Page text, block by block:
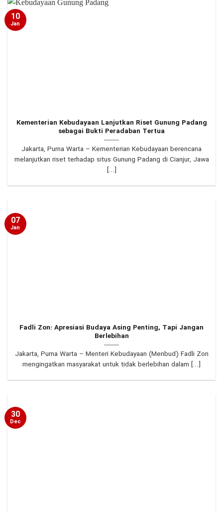
Kementerian Kebudayaan Lanjutkan Riset Gunung Padang
sebagai Bukti Peradaban Tertua
Jakarta, Purna Warta – Kementerian Kebudayaan berencana
melanjutkan riset terhadap situs Gunung Padang di Cianjur, Jawa
[...]
10
Jan
Fadli Zon: Apresiasi Budaya Asing Penting, Tapi Jangan
Berlebihan
Jakarta, Purna Warta – Menteri Kebudayaan (Menbud) Fadli Zon
mengingatkan masyarakat untuk tidak berlebihan dalam [...]
07
Jan
30
Dec